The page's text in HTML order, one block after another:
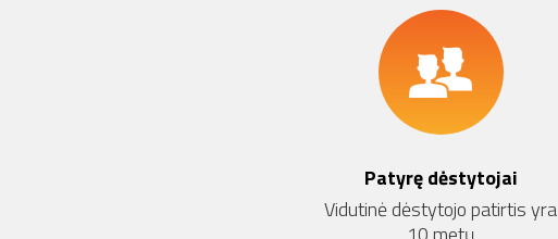
Patyrę dėstytojai
Vidutinė dėstytojo patirtis yra